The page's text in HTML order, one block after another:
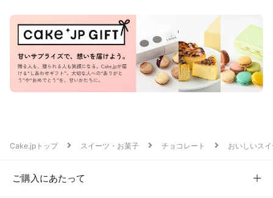
Cake.jpトップ スイーツ・お菓子 チョコレート おいしいス
ご購入にあたって